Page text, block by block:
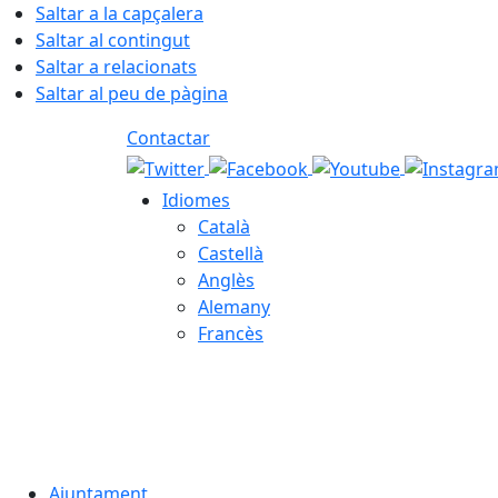
Saltar a la capçalera
Saltar al contingut
Saltar a relacionats
Saltar al peu de pàgina
Contactar
Idiomes
Català
Castellà
Anglès
Alemany
Francès